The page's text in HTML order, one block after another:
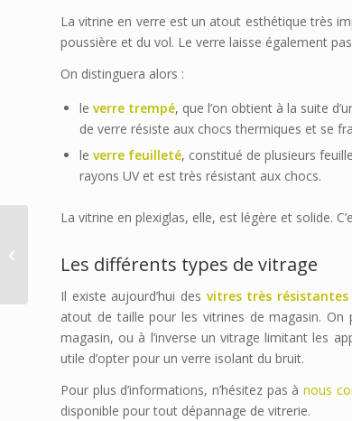
La vitrine en verre est un atout esthétique très
poussière et du vol. Le verre laisse également
On distinguera alors :
le verre trempé, que l’on obtient à la suite
de verre résiste aux chocs thermiques et se
le verre feuilleté, constitué de plusieurs
rayons UV et est très résistant aux chocs.
La vitrine en plexiglas, elle, est légère et solide.
Les différents types de vitrage
Il existe aujourd’hui des vitres très résistantes
atout de taille pour les vitrines de magasin.
magasin, ou à l’inverse un vitrage limitant les
utile d’opter pour un verre isolant du bruit.
Pour plus d’informations, n’hésitez pas ànous
disponible pour tout dépannage de vitrerie.
ses biens